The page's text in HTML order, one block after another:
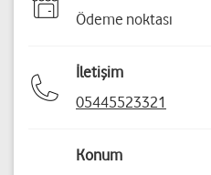
Ödeme noktası
İletişim
05445523321
Konum